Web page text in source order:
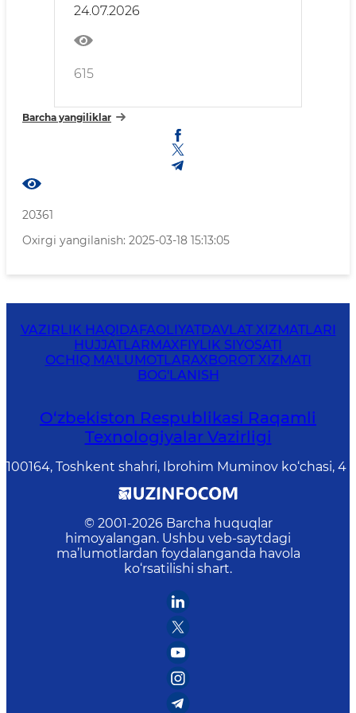
muhokama qilish maydoniga
24.07.2026
615
Barcha yangiliklar
20361
Oxirgi yangilanish: 2025-03-18 15:13:05
VAZIRLIK HAQIDAFAOLIYATDAVLAT XIZMATLARI
HUJJATLARMAXFIYLIK SIYOSATI
OCHIQ MA'LUMOTLARAXBOROT XIZMATI
BOG'LANISH
O‘zbekiston Respublikasi Raqamli
Texnologiyalar Vazirligi
100164, Toshkent shahri, Ibrohim Muminov ko‘chasi, 4
© 2001-2026 Barcha huquqlar
himoyalangan. Ushbu veb-saytdagi
ma’lumotlardan foydalanganda havola
ko‘rsatilishi shart.